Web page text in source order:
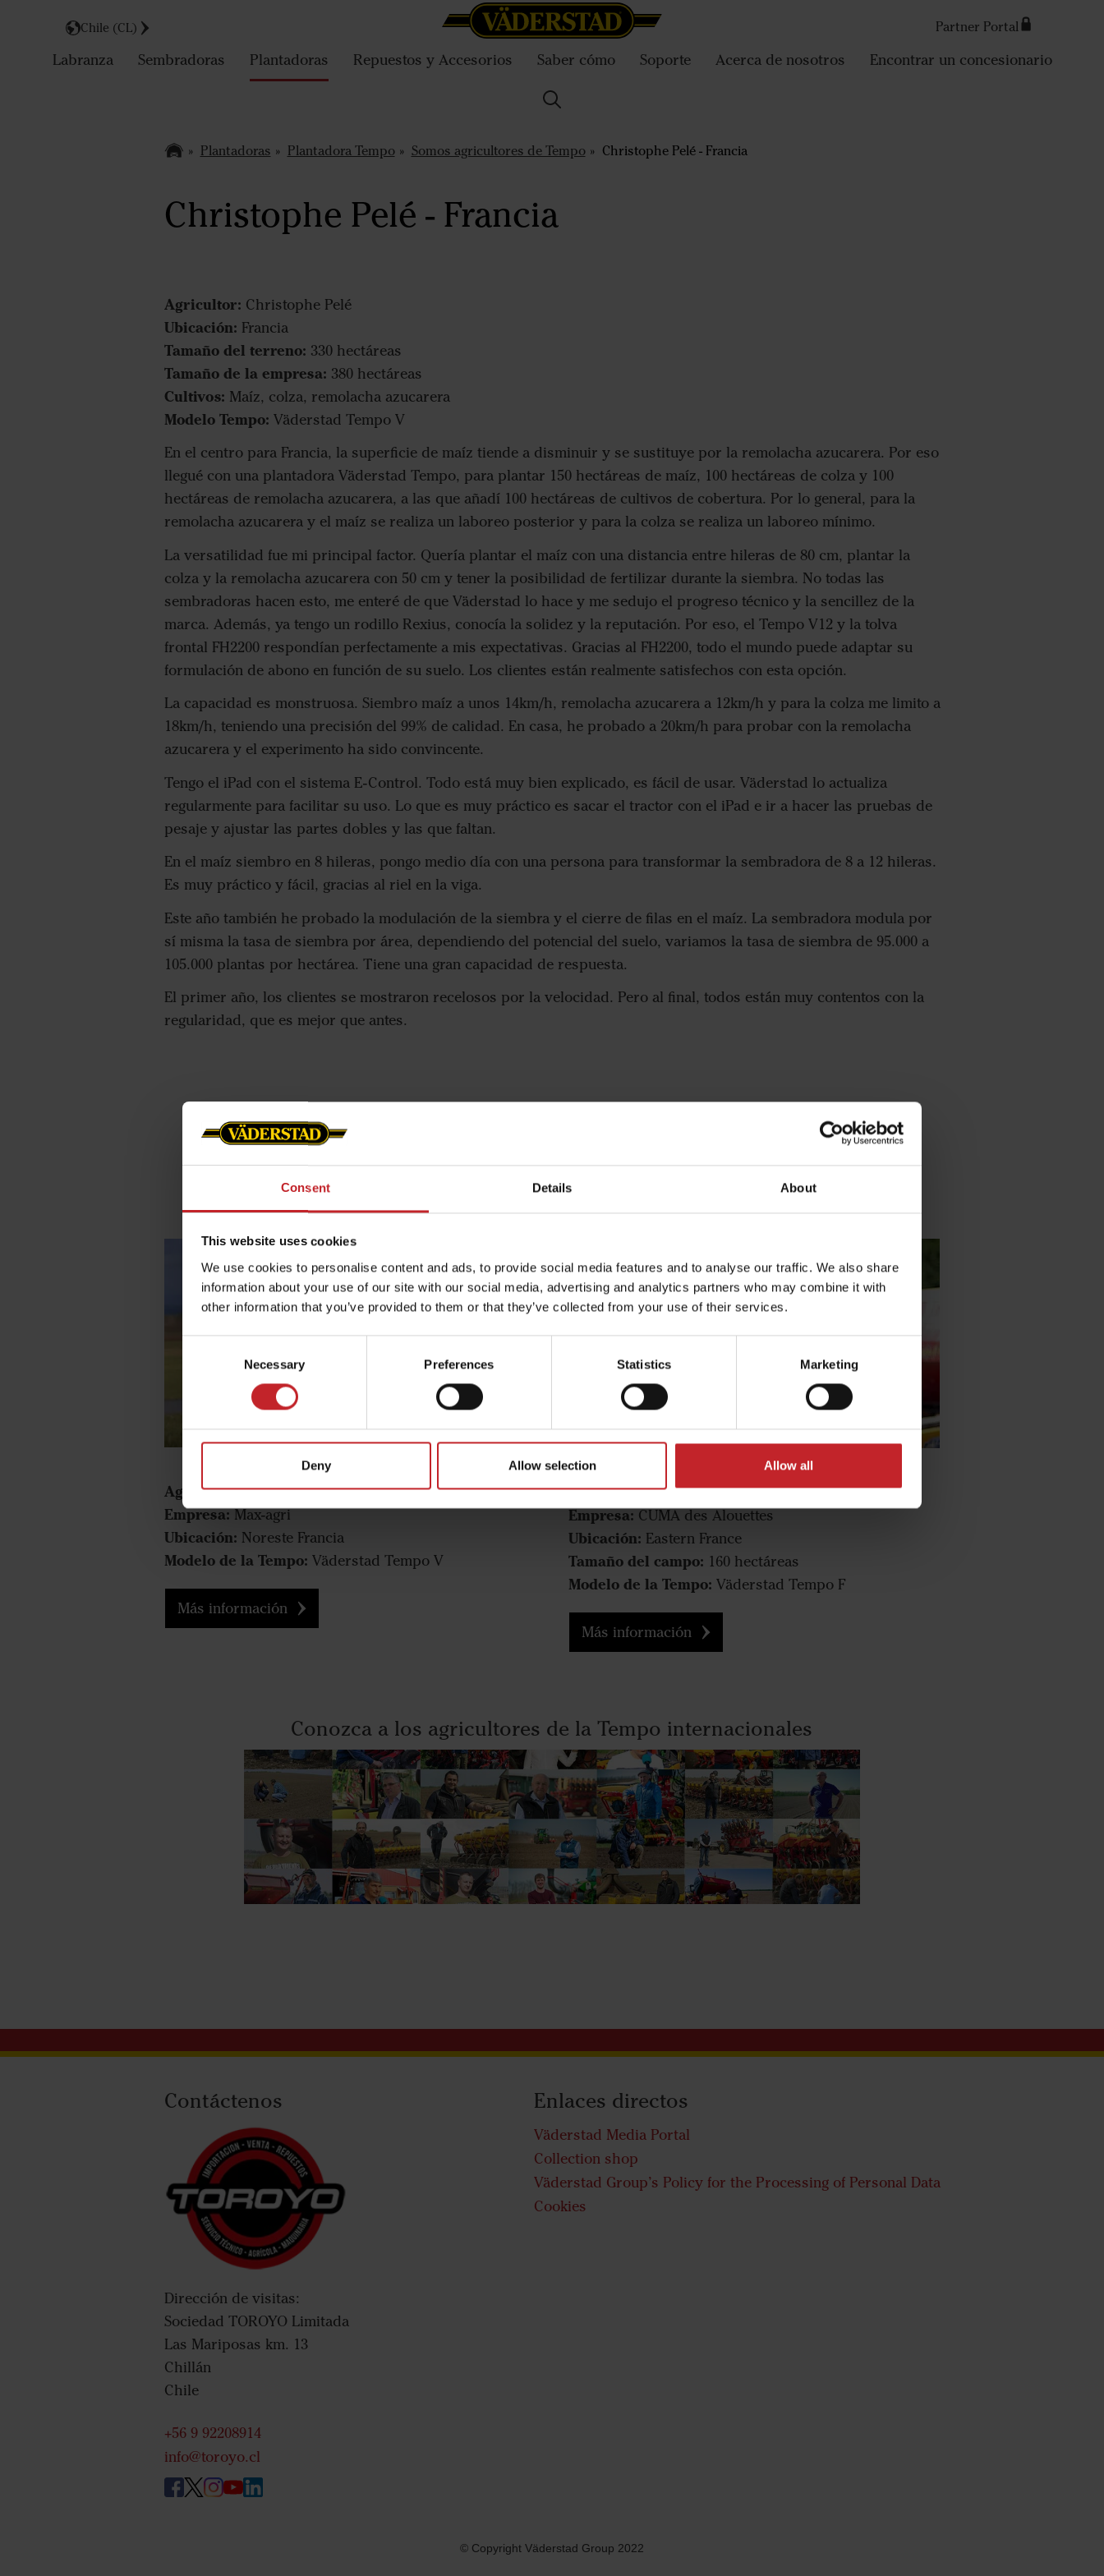
Consent Details About
This website uses cookies
We use cookies to personalise content and ads, to provide social media features and to analyse our traffic. We also share
information about your use of our site with our social media, advertising and analytics partners who may combine it with
other information that you’ve provided to them or that they’ve collected from your use of their services.
Necessary Preferences Statistics Marketing
Deny Allow selection Allow all
Chile (CL) Partner Portal
Labranza Sembradoras Plantadoras Repuestos y Accesorios Saber cómo Soporte Acerca de nosotros Encontrar un concesionario
Search
Plantadoras Plantadora Tempo Somos agricultores de Tempo Christophe Pelé - Francia
Christophe Pelé - Francia
Agricultor: Christophe Pelé
Ubicación: Francia
Tamaño del terreno: 330 hectáreas
Tamaño de la empresa: 380 hectáreas
Cultivos: Maíz, colza, remolacha azucarera
Modelo Tempo: Väderstad Tempo V
En el centro para Francia, la superficie de maíz tiende a disminuir y se sustituye por la remolacha azucarera. Por eso
llegué con una plantadora Väderstad Tempo, para plantar 150 hectáreas de maíz, 100 hectáreas de colza y 100
hectáreas de remolacha azucarera, a las que añadí 100 hectáreas de cultivos de cobertura. Por lo general, para la
remolacha azucarera y el maíz se realiza un laboreo posterior y para la colza se realiza un laboreo mínimo.
La versatilidad fue mi principal factor. Quería plantar el maíz con una distancia entre hileras de 80 cm, plantar la
colza y la remolacha azucarera con 50 cm y tener la posibilidad de fertilizar durante la siembra. No todas las
sembradoras hacen esto, me enteré de que Väderstad lo hace y me sedujo el progreso técnico y la sencillez de la
marca. Además, ya tengo un rodillo Rexius, conocía la solidez y la reputación. Por eso, el Tempo V12 y la tolva
frontal FH2200 respondían perfectamente a mis expectativas. Gracias al FH2200, todo el mundo puede adaptar su
formulación de abono en función de su suelo. Los clientes están realmente satisfechos con esta opción.
La capacidad es monstruosa. Siembro maíz a unos 14km/h, remolacha azucarera a 12km/h y para la colza me limito a
18km/h, teniendo una precisión del 99% de calidad. En casa, he probado a 20km/h para probar con la remolacha
azucarera y el experimento ha sido convincente.
Tengo el iPad con el sistema E-Control. Todo está muy bien explicado, es fácil de usar. Väderstad lo actualiza
regularmente para facilitar su uso. Lo que es muy práctico es sacar el tractor con el iPad e ir a hacer las pruebas de
pesaje y ajustar las partes dobles y las que faltan.
En el maíz siembro en 8 hileras, pongo medio día con una persona para transformar la sembradora de 8 a 12 hileras.
Es muy práctico y fácil, gracias al riel en la viga.
Este año también he probado la modulación de la siembra y el cierre de filas en el maíz. La sembradora modula por
sí misma la tasa de siembra por área, dependiendo del potencial del suelo, variamos la tasa de siembra de 95.000 a
105.000 plantas por hectárea. Tiene una gran capacidad de respuesta.
El primer año, los clientes se mostraron recelosos por la velocidad. Pero al final, todos están muy contentos con la
regularidad, que es mejor que antes.
Conoce a otros agricultores de la Tempo en Francia
Agricultor:Damien Max
Empresa:Max-agri
Ubicación: Noreste Francia
Modelo de la Tempo: Väderstad Tempo V
Más información
Agricultor:Régis Gonnu
Empresa: CUMA des Alouettes
Ubicación: Eastern France
Tamaño del campo: 160 hectáreas
Modelo de la Tempo: Väderstad Tempo F
Más información
Conozca a los agricultores de la Tempo internacionales
Contáctenos
Dirección de visitas:
Sociedad TOROYO Limitada
Las Mariposas km. 13
Chillán
Chile
+56 9 92208914
info@toroyo.cl
Enlaces directos
Väderstad Media Portal
Collection shop
Väderstad Group’s Policy for the Processing of Personal Data
Cookies
© Copyright Väderstad Group 2022